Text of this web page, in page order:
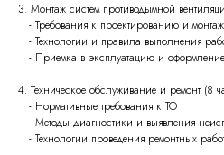
3. Монтаж систем противодымной
- Требования к проектированию и
- Технологии и правила выполнения
- Приемка в эксплуатацию и
4. Техническое обслуживание и ремонт (8
- Нормативные требования к ТО
- Методы диагностики и выявления
- Технологии проведения ремонтных